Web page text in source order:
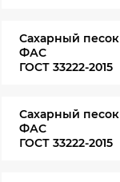
Сахарный песок
ФАС
ГОСТ 33222-2015
Сахарный песок
ФАС
ГОСТ 33222-2015